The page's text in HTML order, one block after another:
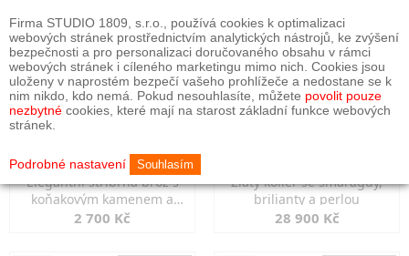
Elegantní stříbrná brož s
koňakovým kamenem a
markazity
2 700 Kč
Zlatý kolier se smaragdy,
brilianty a perlou
28 900 Kč
Firma STUDIO 1809, s.r.o., používá cookies k optimalizaci
webových stránek prostřednictvím analytických nástrojů, ke zvýšení
bezpečnosti a pro personalizaci doručovaného obsahu v rámci
webových stránek i cíleného marketingu mimo nich. Cookies jsou
uloženy v naprostém bezpečí vašeho prohlížeče a nedostane se k
nim nikdo, kdo nemá. Pokud nesouhlasíte, můžete povolit pouze
nezbytné cookies, které mají na starost základní funkce webových
stránek.
Podrobné nastavení Souhlasím